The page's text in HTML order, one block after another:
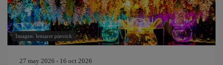
Imagen: lemaret pierrick
27 may 2026 - 16 oct 2026